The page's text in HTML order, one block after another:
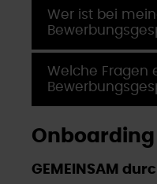
Wer ist bei
Welche Fragen
Onboarding
GEMEINSAM